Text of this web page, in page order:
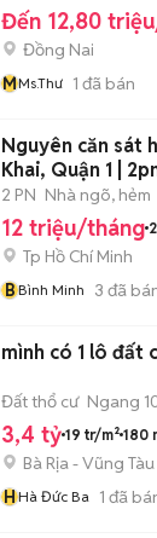
Đến 12,80
Đồng Nai
MMs.Thư 1 đã bán
Nguyên căn sát
Khai, Quận 1 |
2 PN Nhà ngõ, hẻm
12 triệu/tháng
Tp Hồ Chí Minh
BBình Minh 3 đã
mình có 1 lô đất
Đất thổ cư Ngang
3,4 tỷ 19 tr/m² 180
Bà Rịa - Vũng Tàu
HHà Đức Ba 1 đã